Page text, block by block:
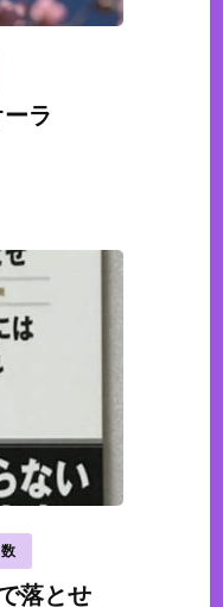
ラ
落とせ